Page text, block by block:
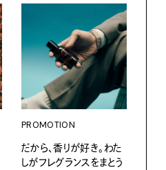
PROMOTION
だから、香りが好き。わた
しがフレグランスをまとう